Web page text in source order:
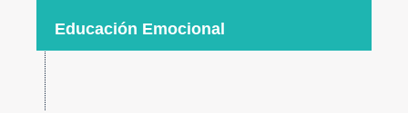
Educación Emocional